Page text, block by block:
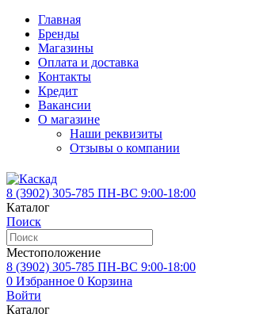
Главная
Бренды
Магазины
Оплата и доставка
Контакты
Кредит
Вакансии
О магазине
Наши реквизиты
Отзывы о компании
8 (3902) 305-785 ПН-ВС 9:00-18:00
Каталог
Поиск
Местоположение
8 (3902) 305-785 ПН-ВС 9:00-18:00
0 Избранное 0 Корзина
Войти
Каталог